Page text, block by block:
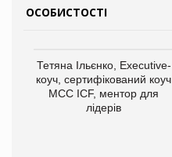
ОСОБИСТОСТІ
Тетяна Ільєнко, Executive-
коуч, сертифікований коуч
МСС ICF, ментор для
лідерів